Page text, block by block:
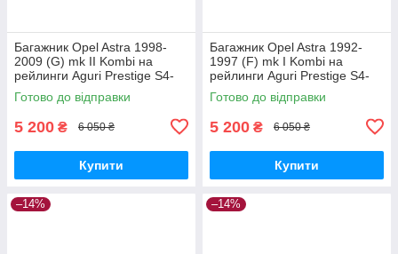
Багажник Opel Astra 1998-
2009 (G) mk II Kombi на
рейлинги Aguri Prestige S4-
1499B
Готово до відправки
5 200 ₴ 6 050 ₴
Купити
Багажник Opel Astra 1992-
1997 (F) mk I Kombi на
рейлинги Aguri Prestige S4-
1500B
Готово до відправки
5 200 ₴ 6 050 ₴
Купити
–14% –14%